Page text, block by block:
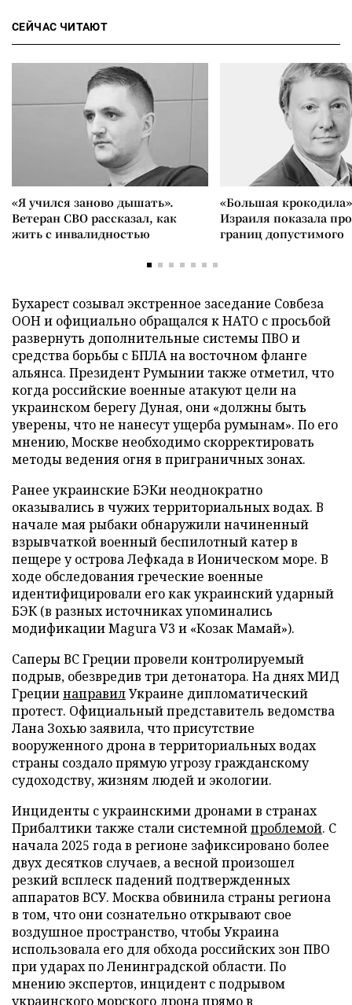
СЕЙЧАС ЧИТАЮТ
«Я учился заново дышать».
Ветеран СВО рассказал, как
жить с инвалидностью
«Большая
Израиля показала
границ допустимого
Бухарест созывал экстренное заседание Совбеза
ООН и официально обращался к НАТО с просьбой
развернуть дополнительные системы ПВО и
средства борьбы с БПЛА на восточном фланге
альянса. Президент Румынии также отметил, что
когда российские военные атакуют цели на
украинском берегу Дуная, они «должны быть
уверены, что не нанесут ущерба румынам». По его
мнению, Москве необходимо скорректировать
методы ведения огня в приграничных зонах.
Ранее украинские БЭКи неоднократно
оказывались в чужих территориальных водах. В
начале мая рыбаки обнаружили начиненный
взрывчаткой военный беспилотный катер в
пещере у острова Лефкада в Ионическом море. В
ходе обследования греческие военные
идентифицировали его как украинский ударный
БЭК (в разных источниках упоминались
модификации Magura V3 и «Козак Мамай»).
Саперы ВС Греции провели контролируемый
подрыв, обезвредив три детонатора. На днях МИД
ГрециинаправилУкраине дипломатический
протест. Официальный представитель ведомства
Лана Зохью заявила, что присутствие
вооруженного дрона в территориальных водах
страны создало прямую угрозу гражданскому
судоходству, жизням людей и экологии.
Инциденты с украинскими дронами в странах
Прибалтики также стали системнойпроблемой. С
начала 2025 года в регионе зафиксировано более
двух десятков случаев, а весной произошел
резкий всплеск падений подтвержденных
аппаратов ВСУ. Москва обвинила страны региона
в том, что они сознательно открывают свое
воздушное пространство, чтобы Украина
использовала его для обхода российских зон ПВО
при ударах по Ленинградской области. По
мнению экспертов, инцидент с подрывом
украинского морского дрона прямо в